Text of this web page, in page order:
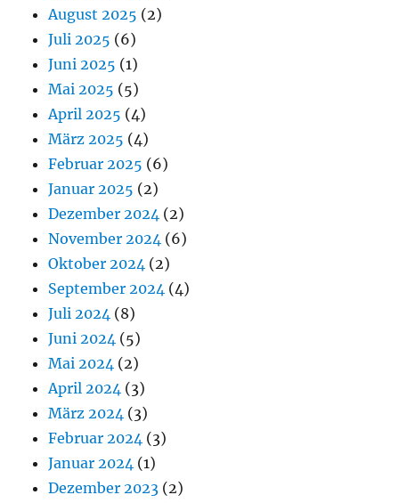
August 2025 (2)
Juli 2025 (6)
Juni 2025 (1)
Mai 2025 (5)
April 2025 (4)
März 2025 (4)
Februar 2025 (6)
Januar 2025 (2)
Dezember 2024 (2)
November 2024 (6)
Oktober 2024 (2)
September 2024 (4)
Juli 2024 (8)
Juni 2024 (5)
Mai 2024 (2)
April 2024 (3)
März 2024 (3)
Februar 2024 (3)
Januar 2024 (1)
Dezember 2023 (2)